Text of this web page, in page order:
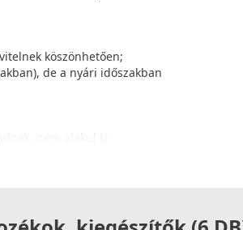
köszönhetően;
de a nyári időszakban
(pl. önkormányzati)